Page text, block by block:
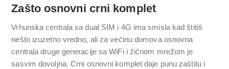
Zašto osnovni crni komplet
Vrhunska centrala sa dual SIM i 4G ima smisla kad štitiš
nešto izuzetno vredno, ali za većinu domova osnovna
centrala druge generacije sa WiFi i žičnom mrežom je
sasvim dovoljna. Crni osnovni komplet daje punu zaštitu i